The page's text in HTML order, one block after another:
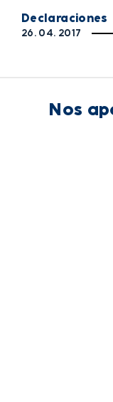
Declaraciones
26. 04. 2017
Nos